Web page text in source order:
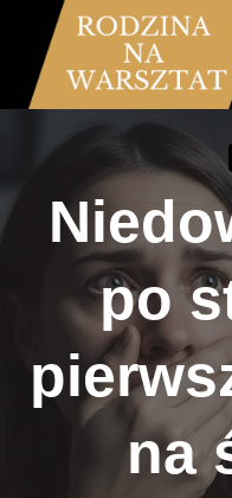
Przejdź
treści
po
na